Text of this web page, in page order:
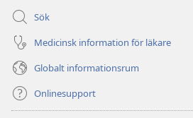
Sök
Medicinsk information för läkare
Globalt informationsrum
Onlinesupport